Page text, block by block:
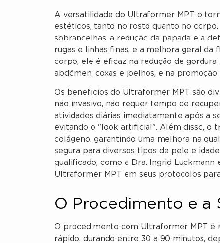
A versatilidade do Ultraformer MPT o
estéticos, tanto no rosto quanto no
sobrancelhas, a redução da papada e a
rugas e linhas finas, e a melhora geral da
corpo, ele é eficaz na redução de
abdômen, coxas e joelhos, e na
Os benefícios do Ultraformer MPT são
não invasivo, não requer tempo de
atividades diárias imediatamente após a
evitando o "look artificial". Além disso, o
colágeno, garantindo uma melhora na
segura para diversos tipos de pele e
qualificado, como a Dra. Ingrid
Ultraformer MPT em seus protocolos
O Procedimento e a
O procedimento com Ultraformer MPT é
rápido, durando entre 30 a 90 minutos,